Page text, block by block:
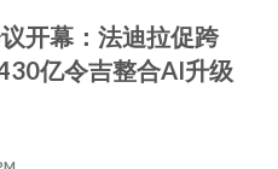
开幕：法迪拉促跨
亿令吉整合AI升级